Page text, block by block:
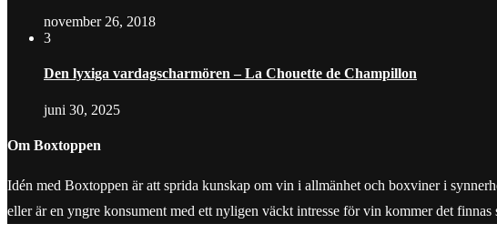
november 26, 2018
3
Den lyxiga vardagscharmören – La Chouette de Champillon
juni 30, 2025
Om Boxtoppen
Idén med Boxtoppen är att sprida kunskap om vin i allmänhet och boxviner i
eller är en yngre konsument med ett nyligen väckt intresse för vin kommer det